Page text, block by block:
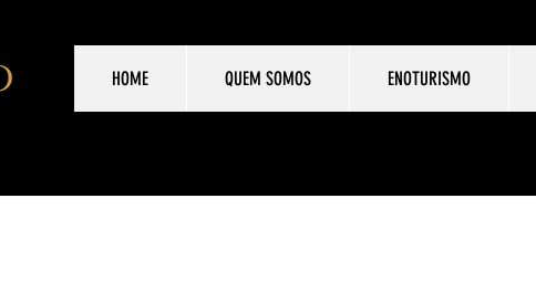
HOME QUEM SOMOS ENOTURISMO